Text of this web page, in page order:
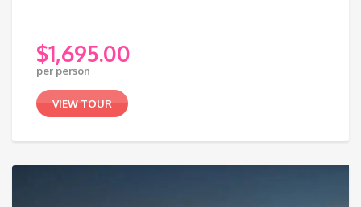
$1,695.00
per person
VIEW TOUR